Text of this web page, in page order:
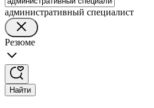
административный специалист
Резюме
Найти